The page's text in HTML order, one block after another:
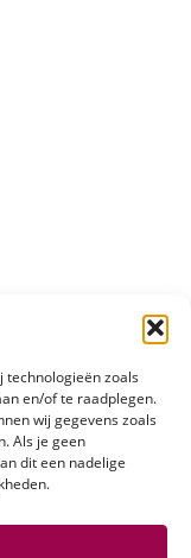
technologieën zoals
en/of te raadplegen.
wij gegevens zoals
Als je geen
dit een nadelige